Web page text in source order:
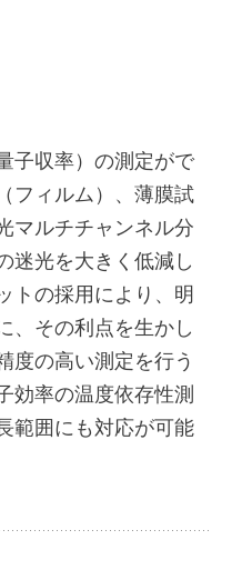
子収率）の測定がで
フィルム）、薄膜試
マルチチャンネル分
迷光を大きく低減し
トの採用により、明
、その利点を生かし
度の高い測定を行う
効率の温度依存性測
範囲にも対応が可能